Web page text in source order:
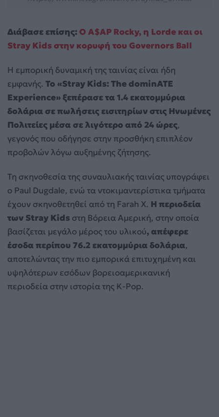
Διάβασε επίσης: Ο A$AP Rocky, η Lorde και οι
Stray Kids στην κορυφή του Governors Ball
Η εμπορική δυναμική της ταινίας είναι ήδη
εμφανής. Το «Stray Kids: The dominATE
Experience» ξεπέρασε τα 1.4 εκατομμύρια
δολάρια σε πωλήσεις εισιτηρίων στις Ηνωμένες
Πολιτείες μέσα σε λιγότερο από 24 ώρες,
γεγονός που οδήγησε στην προσθήκη επιπλέον
προβολών λόγω αυξημένης ζήτησης.
Τη σκηνοθεσία της συναυλιακής ταινίας υπογράφει
ο Paul Dugdale, ενώ τα ντοκιμαντερίστικα τμήματα
έχουν σκηνοθετηθεί από τη Farah X. Η περιοδεία
των Stray Kids στη Βόρεια Αμερική, στην οποία
βασίζεται μεγάλο μέρος του υλικού, απέφερε
έσοδα περίπου 76.2 εκατομμύρια δολάρια,
αποτελώντας την πιο εμπορικά επιτυχημένη και
υψηλότερων εσόδων βορειοαμερικανική
περιοδεία στην ιστορία της K-Pop.